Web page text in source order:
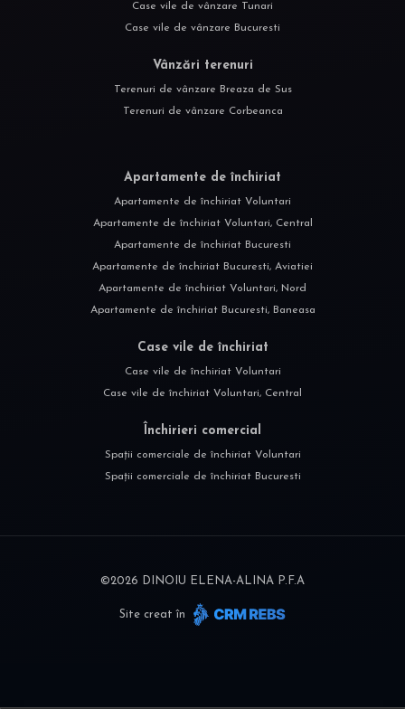
Case vile de vânzare Tunari
Case vile de vânzare Bucuresti
Vânzări terenuri
Terenuri de vânzare Breaza de Sus
Terenuri de vânzare Corbeanca
Apartamente de închiriat
Apartamente de închiriat Voluntari
Apartamente de închiriat Voluntari, Central
Apartamente de închiriat Bucuresti
Apartamente de închiriat Bucuresti, Aviatiei
Apartamente de închiriat Voluntari, Nord
Apartamente de închiriat Bucuresti, Baneasa
Case vile de închiriat
Case vile de închiriat Voluntari
Case vile de închiriat Voluntari, Central
Închirieri comercial
Spații comerciale de închiriat Voluntari
Spații comerciale de închiriat Bucuresti
©2026 DINOIU ELENA-ALINA P.F.A
Site creat în